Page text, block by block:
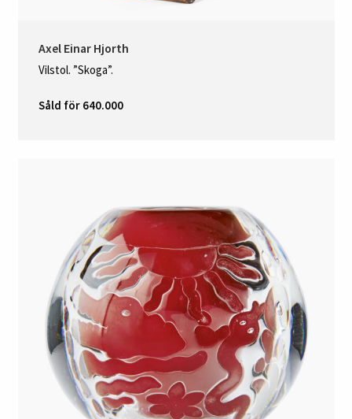
Axel Einar Hjorth
Vilstol. ”Skoga”.
Såld för 640.000